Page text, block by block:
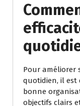
Pour améliorer
quotidien, il est
bonne
objectifs clairs